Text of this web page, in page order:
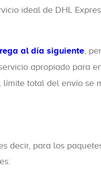
ideal de DHL
al día siguiente,
apropiado para
límite total del envío se
decir, para los